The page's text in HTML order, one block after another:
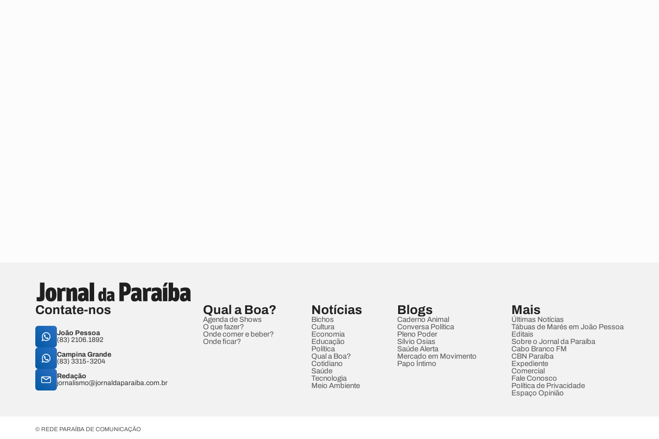
Contate-nos
João Pessoa
(83) 2106.1892
Campina Grande
(83) 3315-3204
Redação
jornalismo@jornaldaparaiba.com.br
Qual a Boa?
Agenda de Shows
O que fazer?
Onde comer e beber?
Onde ficar?
Notícias
Bichos
Cultura
Economia
Educação
Política
Qual a Boa?
Cotidiano
Saúde
Tecnologia
Meio Ambiente
Blogs
Caderno Animal
Conversa Política
Pleno Poder
Sílvio Osias
Saúde Alerta
Mercado em Movimento
Papo Íntimo
Mais
Últimas Notícias
Tábuas de Marés em João Pessoa
Editais
Sobre o Jornal da Paraíba
Cabo Branco FM
CBN Paraíba
Expediente
Comercial
Fale Conosco
Política de Privacidade
Espaço Opinião
© REDE PARAÍBA DE COMUNICAÇÃO